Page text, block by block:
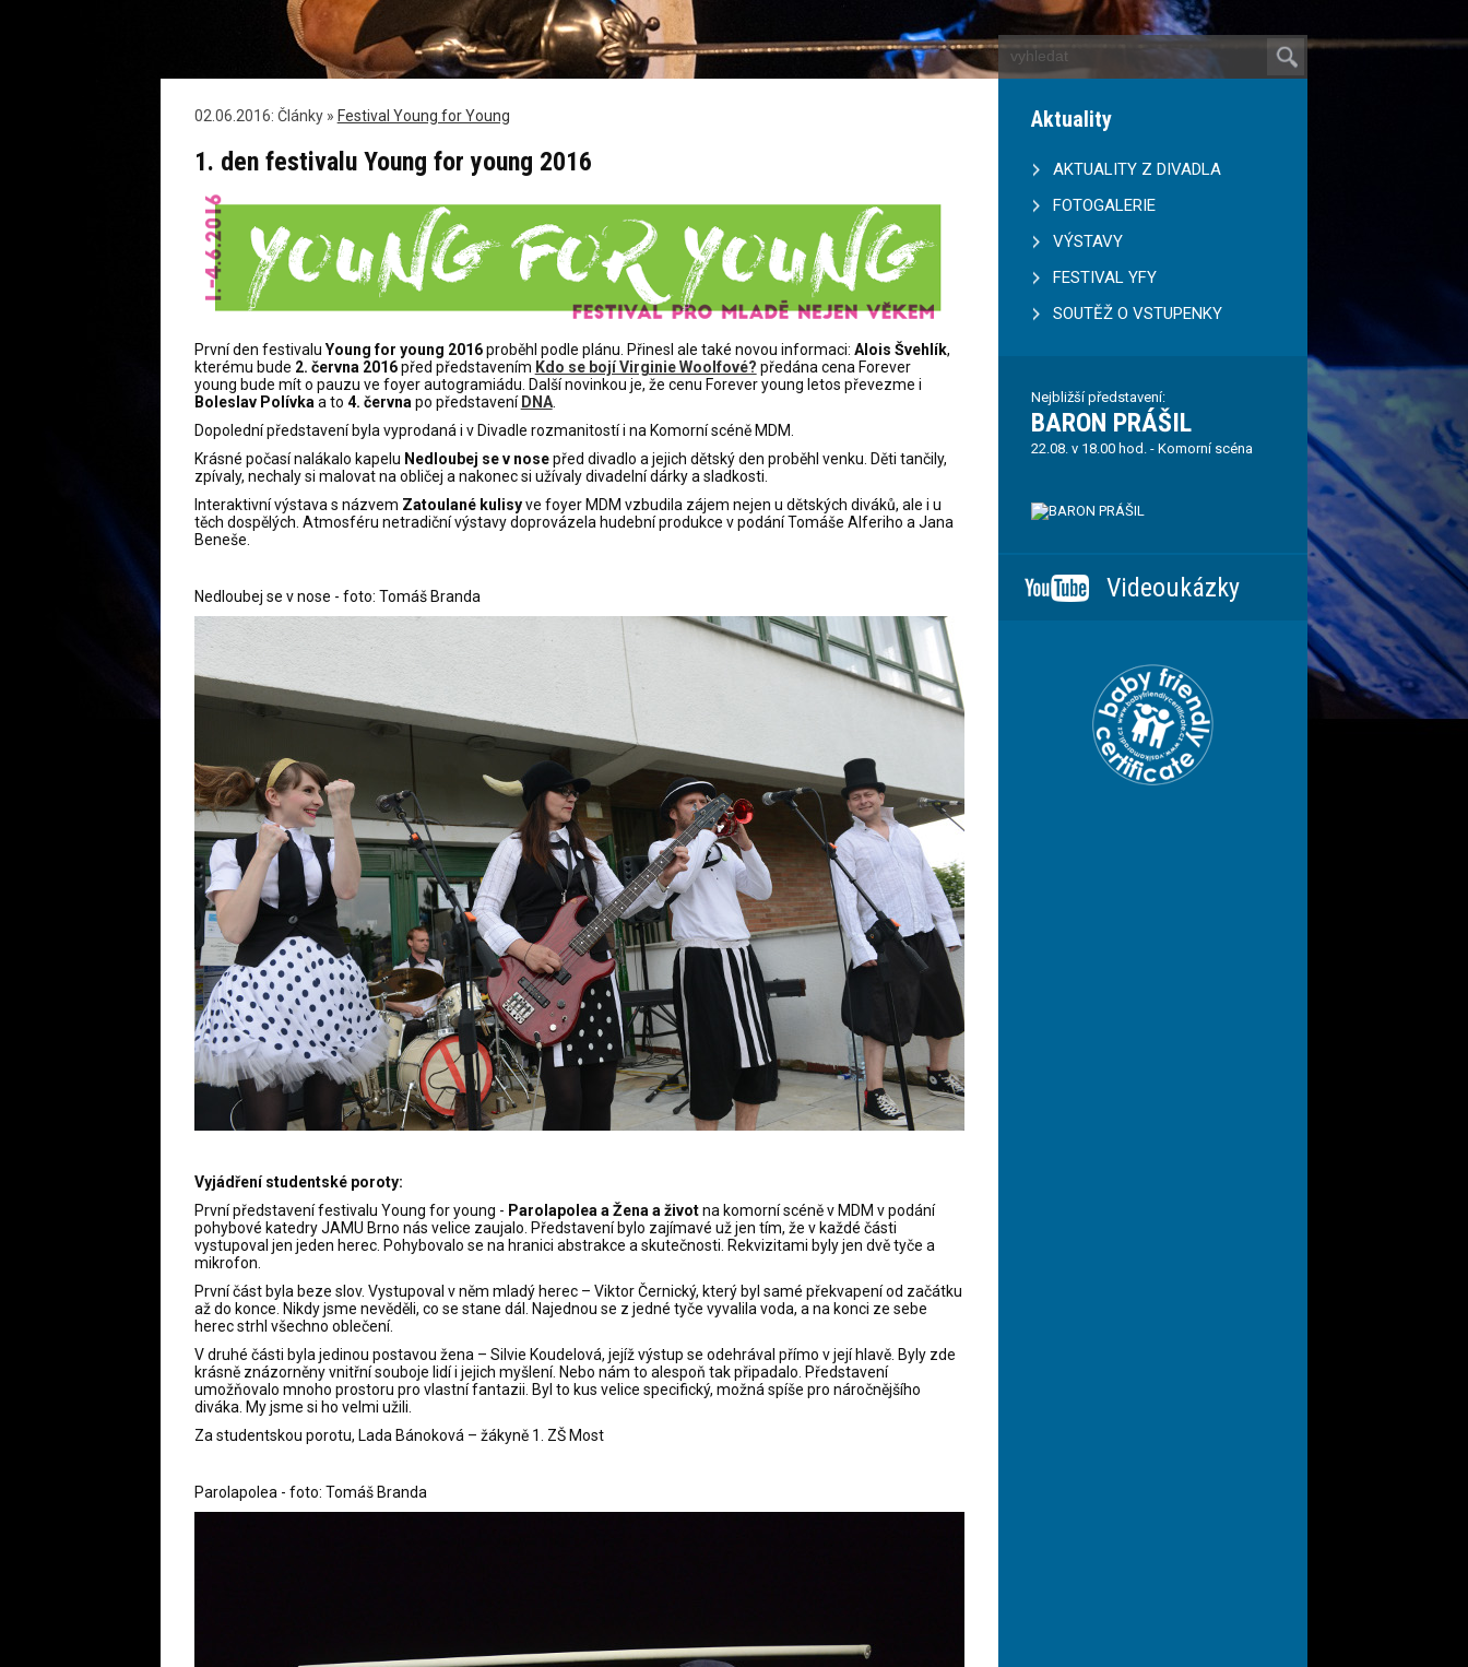
02.06.2016: Články » Festival Young for Young
1. den festivalu Young for young 2016
První den festivalu Young for young 2016proběhl podle plánu. Přinesl ale také novou informaci: Alois Švehlík,
kterému bude 2. června 2016před představením Kdo se bojí Virginie Woolfové? předána cena Forever
young bude mít o pauzu ve foyer autogramiádu. Další novinkou je, že cenu Forever young letos převezme i
Boleslav Polívka a to 4. června po představení DNA.
Dopolední představení byla vyprodaná i v Divadle rozmanitostí i na Komorní scéně MDM.
Krásné počasí nalákalo kapelu Nedloubej se v nosepřed divadlo a jejich dětský den proběhl venku. Děti tančily,
zpívaly, nechaly si malovat na obličej a nakonec si užívaly divadelní dárky a sladkosti.
Interaktivní výstava s názvem Zatoulané kulisyve foyer MDM vzbudila zájem nejen u dětských diváků, ale i u
těch dospělých. Atmosféru netradiční výstavy doprovázela hudební produkce v podání Tomáše Alferiho a Jana
Beneše.
Nedloubej se v nose - foto: Tomáš Branda
Vyjádření studentské poroty:
První představení festivalu Young for young - Parolapolea a Žena a životna komorní scéně v MDM v podání
pohybové katedry JAMU Brno nás velice zaujalo. Představení bylo zajímavé už jen tím, že v každé části
vystupoval jen jeden herec. Pohybovalo se na hranici abstrakce a skutečnosti. Rekvizitami byly jen dvě tyče a
mikrofon.
První část byla beze slov. Vystupoval v něm mladý herec – Viktor Černický, který byl samé překvapení od začátku
až do konce. Nikdy jsme nevěděli, co se stane dál. Najednou se z jedné tyče vyvalila voda, a na konci ze sebe
herec strhl všechno oblečení.
V druhé části byla jedinou postavou žena – Silvie Koudelová, jejíž výstup se odehrával přímo v její hlavě. Byly zde
krásně znázorněny vnitřní souboje lidí i jejich myšlení. Nebo nám to alespoň tak připadalo. Představení
umožňovalo mnoho prostoru pro vlastní fantazii. Byl to kus velice specifický, možná spíše pro náročnějšího
diváka. My jsme si ho velmi užili.
Za studentskou porotu, Lada Bánoková – žákyně 1. ZŠ Most
Parolapolea - foto: Tomáš Branda
Aktuality
AKTUALITY Z DIVADLA
FOTOGALERIE
VÝSTAVY
FESTIVAL YFY
SOUTĚŽ O VSTUPENKY
Nejbližší představení:
BARON PRÁŠIL
22.08. v 18.00 hod. - Komorní scéna
Videoukázky